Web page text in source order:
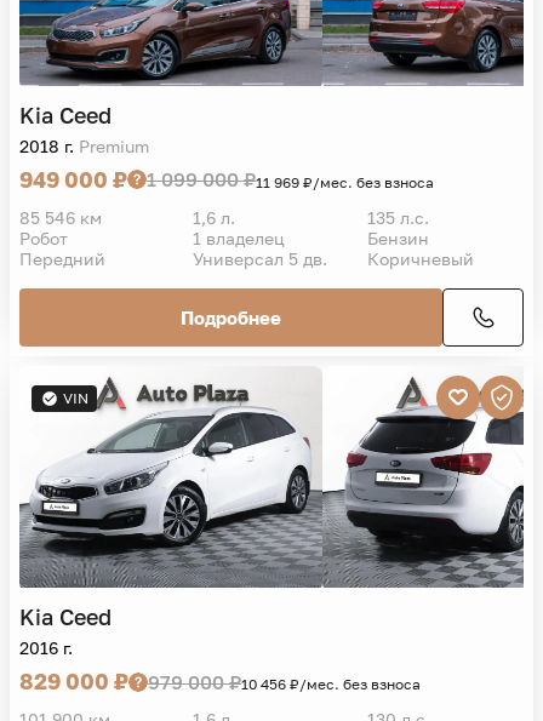
Kia Ceed
2018 г. Premium
949 000 ₽ 1 099 000 ₽11 969 ₽/мес. без взноса
85 546 км 1,6 л.
135 л.с.
Робот
1 владелец
Бензин
Передний
Универсал 5 дв. Коричневый
Подробнее
VIN
Kia Ceed
2016 г.
829 000 ₽ 979 000 ₽10 456 ₽/мес. без взноса